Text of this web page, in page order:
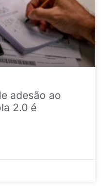
adesão ao
2.0 é